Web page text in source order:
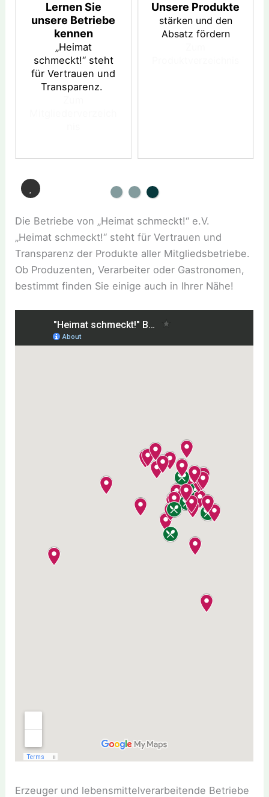
Lernen Sie
unsere Betriebe
kennen
„Heimat
schmeckt!“ steht
für Vertrauen und
Transparenz.
Unsere Produkte
stärken und den
Absatz fördern
Die Betriebe von „Heimat schmeckt!“ e.V.
„Heimat schmeckt!“ steht für Vertrauen und
Transparenz der Produkte aller Mitgliedsbetriebe.
Ob Produzenten, Verarbeiter oder Gastronomen,
bestimmt finden Sie einige auch in Ihrer Nähe!
Erzeuger und lebensmittelverarbeitende Betriebe